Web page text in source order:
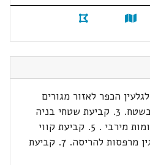
הכפר לאזור מגורים
מיוחד. 2. קביעת בינויים בשטח. 3. קביעת שטחי בניה
מירביים. 4. קביעת מס' קומות מירבי . 5. קביעת קווי
בנין. 6. קביעת הוראות בגין מרפסות להריסה. 7. קביעת